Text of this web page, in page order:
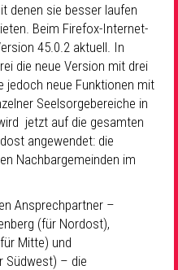
denen sie besser laufen
Beim Firefox-Internet-
45.0.2 aktuell. In
die neue Version mit drei
jedoch neue Funktionen mit
Seelsorgebereiche in
jetzt auf die gesamten
angewendet: die
Nachbargemeinden im
Ansprechpartner –
(für Nordost),
Mitte) und
Südwest) – die